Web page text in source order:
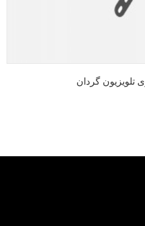
تلویزیون گردان